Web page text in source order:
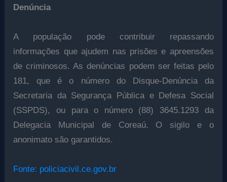
Denúncia
A população pode contribuir repassando
informações que ajudem nas prisões e apreensões
de criminosos. As denúncias podem ser feitas pelo
181, que é o número do Disque-Denúncia da
Secretaria da Segurança Pública e Defesa Social
(SSPDS), ou para o número (88) 3645.1293 da
Delegacia Municipal de Coreaú. O sigilo e o
anonimato são garantidos.
Fonte: policiacivil.ce.gov.br